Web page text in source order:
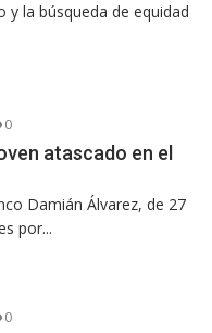
y la búsqueda de equidad
0
atascado en el
Damián Álvarez, de 27
por...
0